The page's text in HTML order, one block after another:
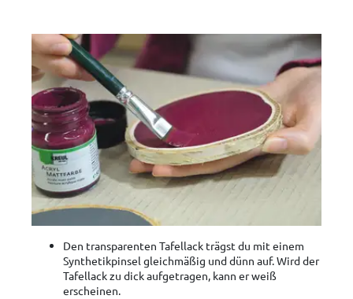
Den transparenten Tafellack trägst du mit einem
Synthetikpinsel gleichmäßig und dünn auf. Wird der
Tafellack zu dick aufgetragen, kann er weiß
erscheinen.